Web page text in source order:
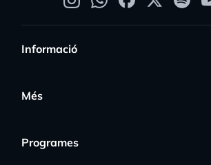
Informació
Més
Programes